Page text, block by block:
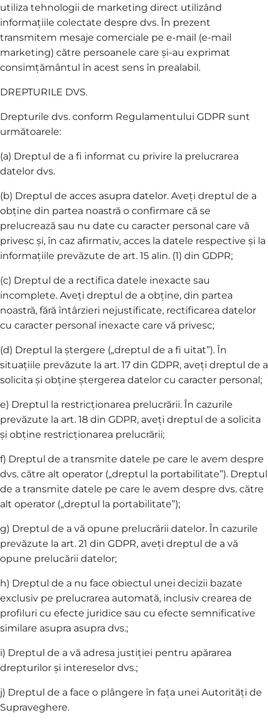
utiliza tehnologii de marketing direct utilizând
informațiile colectate despre dvs. În prezent
transmitem mesaje comerciale pe e-mail (e-mail
marketing) către persoanele care și-au exprimat
consimțământul în acest sens în prealabil.
DREPTURILE DVS.
Drepturile dvs. conform Regulamentului GDPR sunt
următoarele:
(a) Dreptul de a fi informat cu privire la prelucrarea
datelor dvs.
(b) Dreptul de acces asupra datelor. Aveți dreptul de a
obține din partea noastră o confirmare că se
prelucrează sau nu date cu caracter personal care vă
privesc și, în caz afirmativ, acces la datele respective și la
informațiile prevăzute de art. 15 alin. (1) din GDPR;
(c) Dreptul de a rectifica datele inexacte sau
incomplete. Aveți dreptul de a obține, din partea
noastră, fără întârzieri nejustificate, rectificarea datelor
cu caracter personal inexacte care vă privesc;
(d) Dreptul la ștergere („dreptul de a fi uitat”). În
situațiile prevăzute la art. 17 din GDPR, aveți dreptul de a
solicita și obține ștergerea datelor cu caracter personal;
e) Dreptul la restricționarea prelucrării. În cazurile
prevăzute la art. 18 din GDPR, aveți dreptul de a solicita
și obține restricționarea prelucrării;
f) Dreptul de a transmite datele pe care le avem despre
dvs. către alt operator („dreptul la portabilitate”). Dreptul
de a transmite datele pe care le avem despre dvs. către
alt operator („dreptul la portabilitate”);
g) Dreptul de a vă opune prelucrării datelor. În cazurile
prevăzute la art. 21 din GDPR, aveți dreptul de a vă
opune prelucării datelor;
h) Dreptul de a nu face obiectul unei decizii bazate
exclusiv pe prelucrarea automată, inclusiv crearea de
profiluri cu efecte juridice sau cu efecte semnificative
similare asupra asupra dvs.;
i) Dreptul de a vă adresa justiției pentru apărarea
drepturilor și intereselor dvs.;
j) Dreptul de a face o plângere în fața unei Autorități de
Supraveghere.